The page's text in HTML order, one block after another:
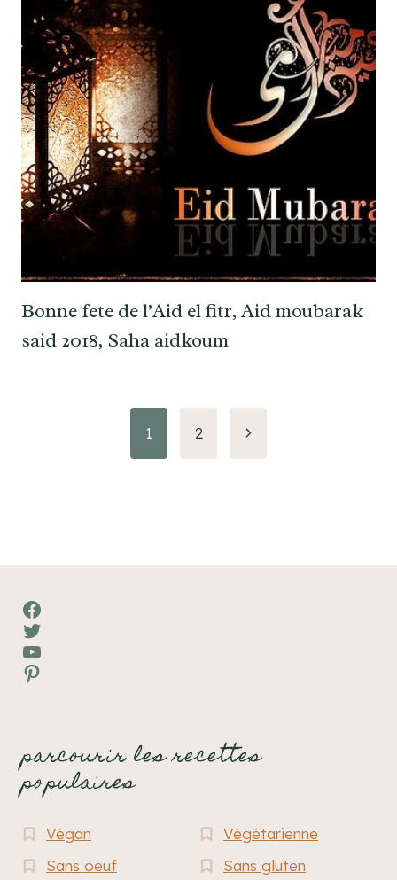
Bonne fete de l’Aid el fitr, Aid moubarak
said 2018, Saha aidkoum
Navigation
1 2
Page
Facebook
Twitter
YouTube
Pinterest
parcourir les recettes
populaires
Végan
Végétarienne
Sans oeuf
Sans gluten